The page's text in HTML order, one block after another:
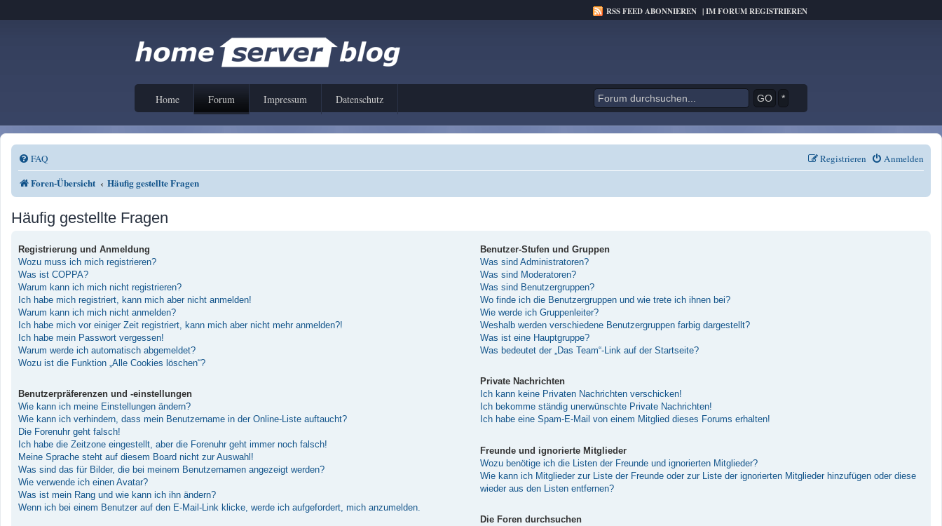
RSS FEED ABONNIEREN |IM FORUM REGISTRIEREN
Home Forum Impressum Datenschutz *
FAQ Anmelden
Registrieren
Foren-Übersicht Häufig gestellte Fragen
Häufig gestellte Fragen
Registrierung und Anmeldung
Wozu muss ich mich registrieren?
Was ist COPPA?
Warum kann ich mich nicht registrieren?
Ich habe mich registriert, kann mich aber nicht anmelden!
Warum kann ich mich nicht anmelden?
Ich habe mich vor einiger Zeit registriert, kann mich aber nicht mehr anmelden?!
Ich habe mein Passwort vergessen!
Warum werde ich automatisch abgemeldet?
Wozu ist die Funktion „Alle Cookies löschen“?
Benutzerpräferenzen und -einstellungen
Wie kann ich meine Einstellungen ändern?
Wie kann ich verhindern, dass mein Benutzername in der Online-Liste auftaucht?
Die Forenuhr geht falsch!
Ich habe die Zeitzone eingestellt, aber die Forenuhr geht immer noch falsch!
Meine Sprache steht auf diesem Board nicht zur Auswahl!
Was sind das für Bilder, die bei meinem Benutzernamen angezeigt werden?
Wie verwende ich einen Avatar?
Was ist mein Rang und wie kann ich ihn ändern?
Wenn ich bei einem Benutzer auf den E-Mail-Link klicke, werde ich aufgefordert, mich anzumelden.
Benutzer-Stufen und Gruppen
Was sind Administratoren?
Was sind Moderatoren?
Was sind Benutzergruppen?
Wo finde ich die Benutzergruppen und wie trete ich ihnen bei?
Wie werde ich Gruppenleiter?
Weshalb werden verschiedene Benutzergruppen farbig dargestellt?
Was ist eine Hauptgruppe?
Was bedeutet der „Das Team“-Link auf der Startseite?
Private Nachrichten
Ich kann keine Privaten Nachrichten verschicken!
Ich bekomme ständig unerwünschte Private Nachrichten!
Ich habe eine Spam-E-Mail von einem Mitglied dieses Forums erhalten!
Freunde und ignorierte Mitglieder
Wozu benötige ich die Listen der Freunde und ignorierten Mitglieder?
Wie kann ich Mitglieder zur Liste der Freunde oder zur Liste der ignorierten Mitglieder hinzufügen oder diese
wieder aus den Listen entfernen?
Die Foren durchsuchen